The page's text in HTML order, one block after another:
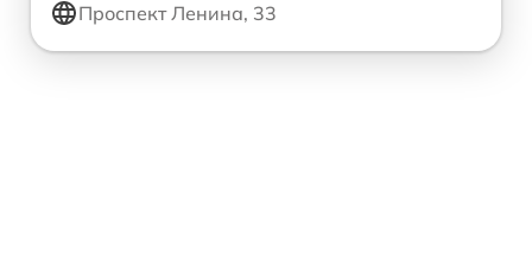
Проспект Ленина, 33